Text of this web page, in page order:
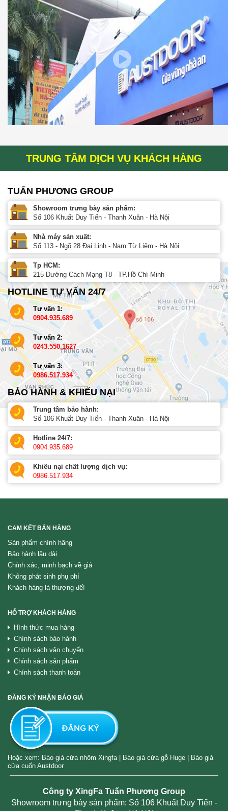
TRUNG TÂM DỊCH VỤ KHÁCH HÀNG
TUẤN PHƯƠNG GROUP
Showroom trưng bày sản phẩm:
Số 106 Khuất Duy Tiến - Thanh Xuân - Hà Nội
Nhà máy sản xuất:
Số 113 - Ngõ 28 Đại Linh - Nam Từ Liêm - Hà Nội
Tp HCM:
215 Đường Cách Mạng T8 - TP.Hồ Chí Minh
HOTLINE TƯ VẤN 24/7
Tư vấn 1:
0904.935.689
Tư vấn 2:
0243.550.1627
Tư vấn 3:
0986.517.934
BẢO HÀNH & KHIẾU NẠI
Trung tâm bảo hành:
Số 106 Khuất Duy Tiến - Thanh Xuân - Hà Nội
Hotline 24/7:
0904.935.689
Khiếu nại chất lượng dịch vụ:
0986.517.934
CAM KẾT BÁN HÀNG
Sản phẩm chính hãng
Bảo hành lâu dài
Chính xác, minh bạch về giá
Không phát sinh phụ phí
Khách hàng là thượng đế!
HỖ TRỢ KHÁCH HÀNG
Hình thức mua hàng
Chính sách bảo hành
Chính sách vận chuyển
Chính sách sản phẩm
Chính sách thanh toán
ĐĂNG KÝ NHẬN BÁO GIÁ
Hoặc xem: Báo giá cửa nhôm Xingfa| Báo giá cửa gỗ Huge
Báo giá
cửa cuốn Austdoor
Công ty XingFa Tuấn Phương Group
Showroom trưng bày sản phẩm: Số 106 Khuất Duy Tiến -